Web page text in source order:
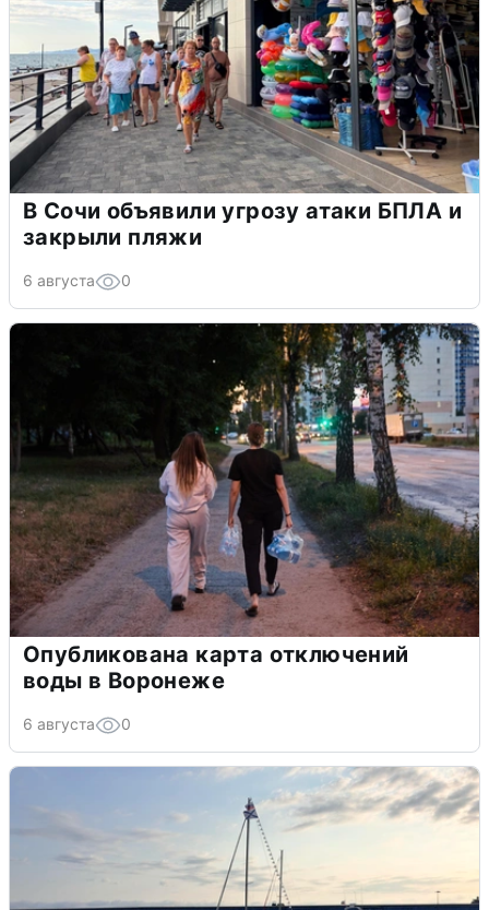
В Сочи объявили угрозу атаки БПЛА и
закрыли пляжи
6 августа 0
Опубликована карта отключений
воды в Воронеже
6 августа 0